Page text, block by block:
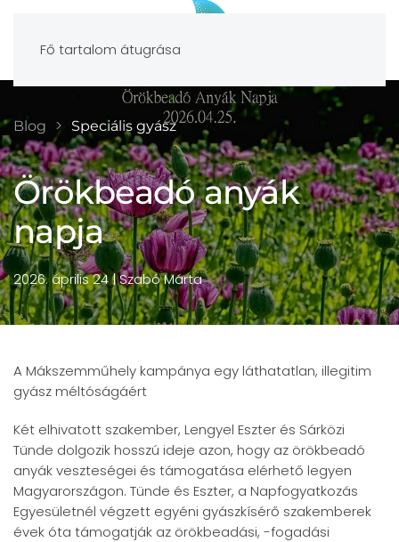
Fő tartalom átugrása
Blog Speciális gyász
Örökbeadó anyák
napja
2026. április 24| Szabó Márta
A Mákszemműhely kampánya egy láthatatlan, illegitim
gyász méltóságáért
Két elhivatott szakember, Lengyel Eszter és Sárközi
Tünde dolgozik hosszú ideje azon, hogy az örökbeadó
anyák veszteségei és támogatása elérhető legyen
Magyarországon. Tünde és Eszter, a Napfogyatkozás
Egyesületnél végzett egyéni gyászkísérő szakemberek
évek óta támogatják az örökbeadási, -fogadási